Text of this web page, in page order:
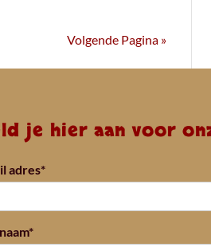
Volgende Pagina »
je hier aan voor
adres*